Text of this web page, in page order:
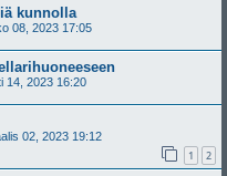
kunnolla
08, 2023 17:05
14, 2023 16:20
02, 2023 19:12
1 2